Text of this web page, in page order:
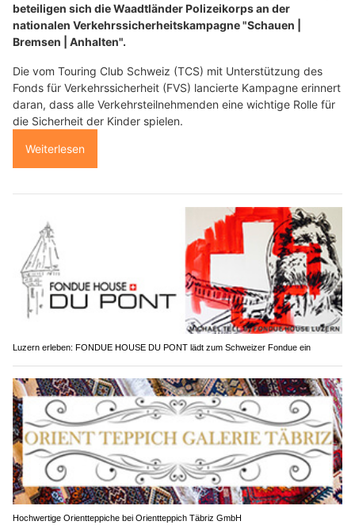
beteiligen sich die Waadtländer Polizeikorps an der
nationalen Verkehrssicherheitskampagne "Schauen |
Bremsen | Anhalten".
Die vom Touring Club Schweiz (TCS) mit Unterstützung des
Fonds für Verkehrssicherheit (FVS) lancierte Kampagne erinnert
daran, dass alle Verkehrsteilnehmenden eine wichtige Rolle für
die Sicherheit der Kinder spielen.
Weiterlesen
Luzern erleben: FONDUE HOUSE DU PONT lädt zum Schweizer Fondue ein
Hochwertige Orientteppiche bei Orientteppich Täbriz GmbH